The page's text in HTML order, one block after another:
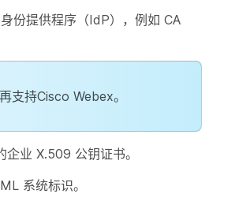
份提供程序（IdP），例如 CA
支持Cisco Webex。
业 X.509 公钥证书。
系统标识。